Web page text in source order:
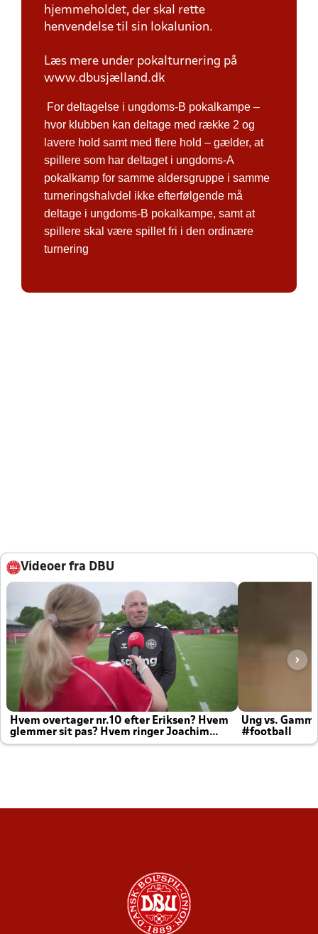
hjemmeholdet, der skal rette
henvendelse til sin lokalunion.
Læs mere under pokalturnering på
www.dbusjælland.dk
For deltagelse i ungdoms-B pokalkampe –
hvor klubben kan deltage med række 2 og
lavere hold samt med flere hold – gælder, at
spillere som har deltaget i ungdoms-A
pokalkamp for samme aldersgruppe i samme
turneringshalvdel ikke efterfølgende må
deltage i ungdoms-B pokalkampe, samt at
spillere skal være spillet fri i den ordinære
turnering
Videoer fra DBU
Hvem overtager nr.10 efter Eriksen? Hvem
glemmer sit pas? Hvem ringer Joachim
altid til efter kampe?
Ung vs.
#football